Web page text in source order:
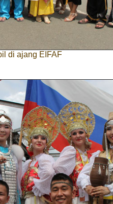
di ajang EIFAF